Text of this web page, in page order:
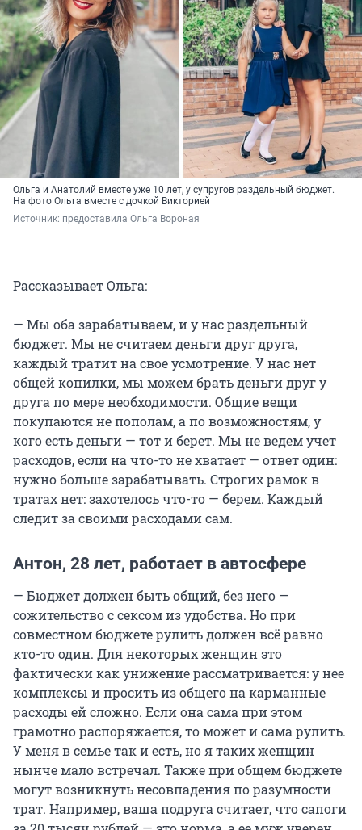
Ольга и Анатолий вместе уже 10 лет, у супругов раздельный бюджет.
На фото Ольга вместе с дочкой Викторией
Источник: предоставила Ольга Вороная
Рассказывает Ольга:
— Мы оба зарабатываем, и у нас раздельный
бюджет. Мы не считаем деньги друг друга,
каждый тратит на свое усмотрение. У нас нет
общей копилки, мы можем брать деньги друг у
друга по мере необходимости. Общие вещи
покупаются не пополам, а по возможностям, у
кого есть деньги — тот и берет. Мы не ведем учет
расходов, если на что-то не хватает — ответ один:
нужно больше зарабатывать. Строгих рамок в
тратах нет: захотелось что-то — берем. Каждый
следит за своими расходами сам.
Антон, 28 лет, работает в автосфере
— Бюджет должен быть общий, без него —
сожительство с сексом из удобства. Но при
совместном бюджете рулить должен всё равно
кто-то один. Для некоторых женщин это
фактически как унижение рассматривается: у нее
комплексы и просить из общего на карманные
расходы ей сложно. Если она сама при этом
грамотно распоряжается, то может и сама рулить.
У меня в семье так и есть, но я таких женщин
нынче мало встречал. Также при общем бюджете
могут возникнуть несовпадения по разумности
трат. Например, ваша подруга считает, что сапоги